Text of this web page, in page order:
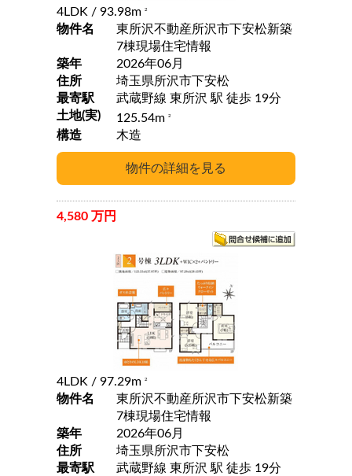
4LDK / 93.98m 2
物件名
東所沢不動産所沢市下安松新築
7棟現場住宅情報
築年
2026年06月
住所
埼玉県所沢市下安松
最寄駅
武蔵野線 東所沢 駅 徒歩 19分
土地(実)
125.54m 2
構造 木造
4,580 万円
4LDK / 97.29m 2
物件名
東所沢不動産所沢市下安松新築
7棟現場住宅情報
築年
2026年06月
住所
埼玉県所沢市下安松
最寄駅
武蔵野線 東所沢 駅 徒歩 19分